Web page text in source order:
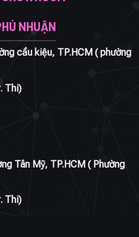
NHUẬN
cầu kiệu, TP.HCM ( phường
Thi)
Tân Mỹ, TP.HCM ( Phường
Thi)